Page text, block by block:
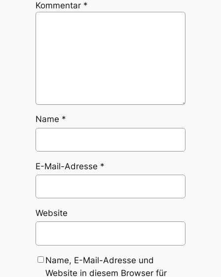
Kommentar *
Name *
E-Mail-Adresse *
Website
Name, E-Mail-Adresse und
Website in diesem Browser für